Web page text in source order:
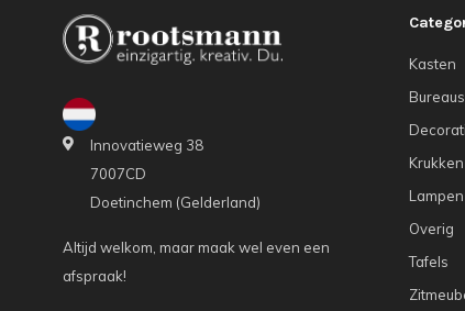
Innovatieweg 38
7007CD
Doetinchem (Gelderland)
Altijd welkom, maar maak wel even een
afspraak!
Kasten
Bureaus
Krukken
Lampen
Overig
Tafels